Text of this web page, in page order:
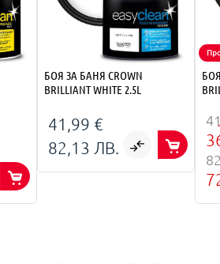
БОЯ ЗА БАНЯ CROWN
BRILLIANT WHITE 2.5L
41,99 €
82,13 ЛВ.